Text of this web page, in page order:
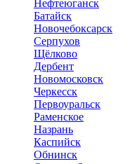
Нефтеюганск
Батайск
Новочебоксарск
Серпухов
Щёлково
Дербент
Новомосковск
Черкесск
Первоуральск
Раменское
Назрань
Каспийск
Обнинск